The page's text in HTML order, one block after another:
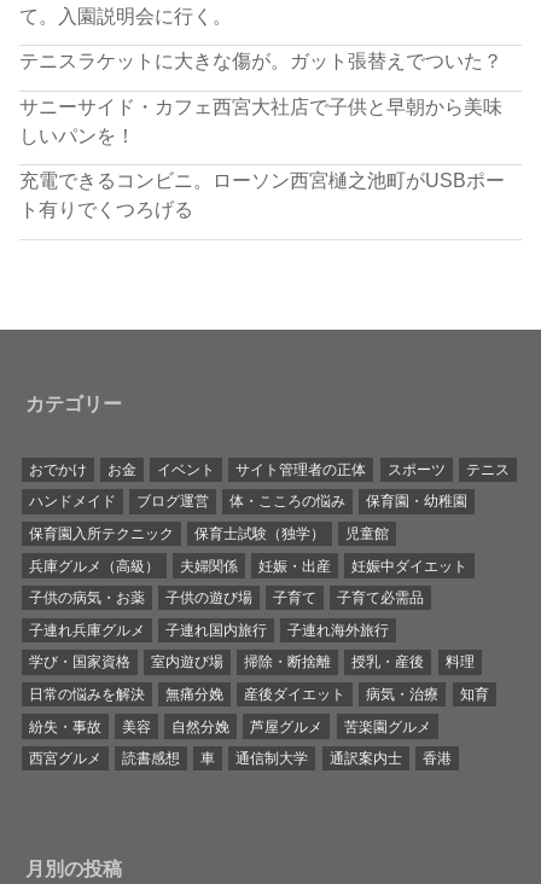
て。入園説明会に行く。
テニスラケットに大きな傷が。ガット張替えでついた？
サニーサイド・カフェ西宮大社店で子供と早朝から美味
しいパンを！
充電できるコンビニ。ローソン西宮樋之池町がUSBポー
ト有りでくつろげる
カテゴリー
おでかけ お金 イベント サイト管理者の正体 スポーツ
テニス
ハンドメイド
ブログ運営 体・こころの悩み
保育園・幼稚園
保育園入所テクニック
保育士試験（独学）
児童館
兵庫グルメ（高級）
夫婦関係 妊娠・出産
妊娠中ダイエット
子供の病気・お薬
子供の遊び場 子育て
子育て必需品
子連れ兵庫グルメ
子連れ国内旅行
子連れ海外旅行
学び・国家資格
室内遊び場 掃除・断捨離 授乳・産後
料理
日常の悩みを解決
無痛分娩 産後ダイエット 病気・治療
知育
紛失・事故
美容 自然分娩 芦屋グルメ
苦楽園グルメ
西宮グルメ
読書感想 車 通信制大学 通訳案内士 香港
月別の投稿